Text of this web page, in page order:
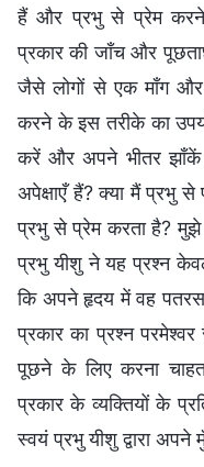
हैं और प्रभु से प्रेम
प्रकार की जाँच और
जैसे लोगों से एक माँग
करने के इस तरीके का
करें और अपने भीतर झाँकें
अपेक्षाएँ हैं? क्या मैं प्रभु से
प्रभु से प्रेम करता है?
प्रभु यीशु ने यह प्रश्न
कि अपने हृदय में वह
प्रकार का प्रश्न
पूछने के लिए करना
प्रकार के व्यक्तियों के
स्वयं प्रभु यीशु द्वारा